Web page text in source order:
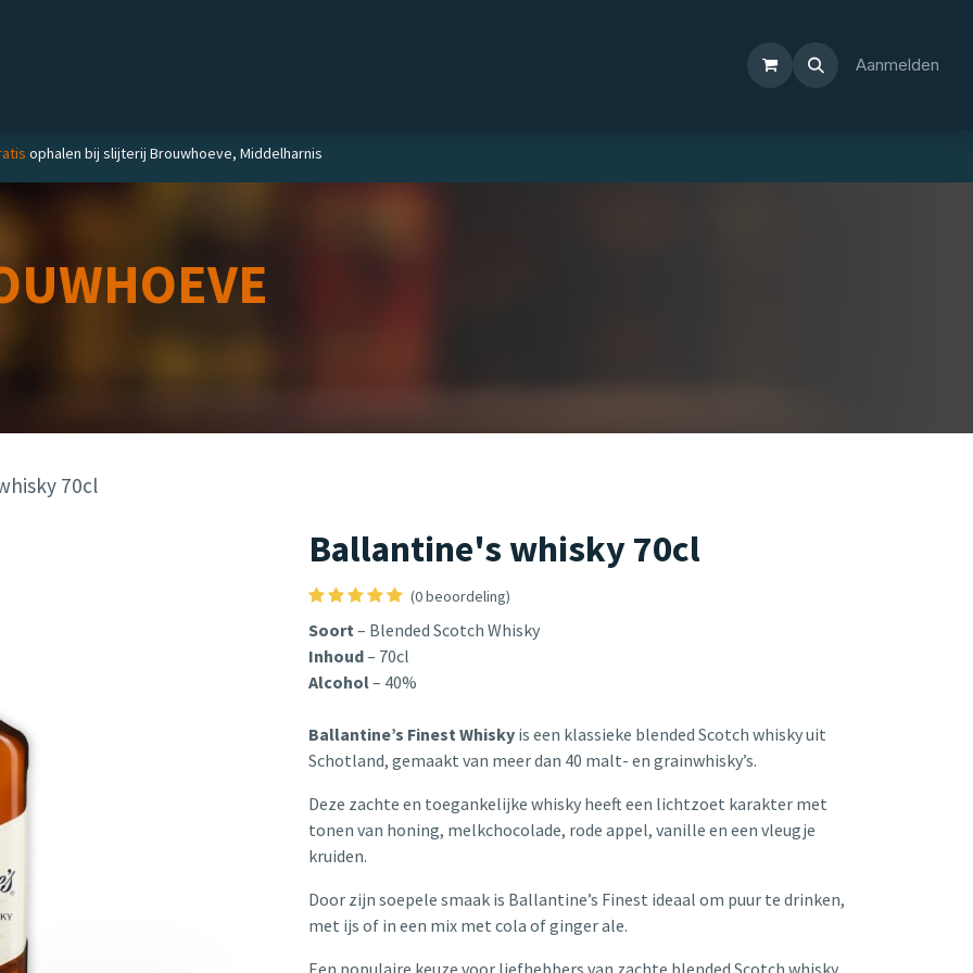
Aanmelden
ophalen bij slijterij Brouwhoeve, Middelharnis
70cl
Ballantine's whisky 70cl
(0 beoordeling)
Soort– Blended Scotch Whisky
Inhoud– 70cl
Alcohol– 40%
Ballantine’s Finest Whisky is een klassieke blended Scotch whisky uit
Schotland, gemaakt van meer dan 40 malt- en grainwhisky’s.
Deze zachte en toegankelijke whisky heeft een lichtzoet karakter met
tonen van honing, melkchocolade, rode appel, vanille en een vleugje
kruiden.
Door zijn soepele smaak is Ballantine’s Finest ideaal om puur te drinken,
met ijs of in een mix met cola of ginger ale.